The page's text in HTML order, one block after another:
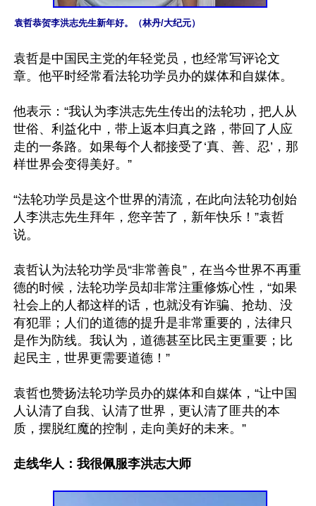
袁哲恭贺李洪志先生新年好。（林丹/大纪元）
袁哲是中国民主党的年轻党员，也经常写评论文
章。他平时经常看法轮功学员办的媒体和自媒体。
他表示：“我认为李洪志先生传出的法轮功，把人从
世俗、利益化中，带上返本归真之路，带回了人应
走的一条路。如果每个人都接受了‘真、善、忍’，那
样世界会变得美好。”
“法轮功学员是这个世界的清流，在此向法轮功创始
人李洪志先生拜年，您辛苦了，新年快乐！”袁哲
说。
袁哲认为法轮功学员“非常善良”，在当今世界不再重
德的时候，法轮功学员却非常注重修炼心性，“如果
社会上的人都这样的话，也就没有诈骗、抢劫、没
有犯罪；人们的道德的提升是非常重要的，法律只
是作为防线。我认为，道德甚至比民主更重要；比
起民主，世界更需要道德！”
袁哲也赞扬法轮功学员办的媒体和自媒体，“让中国
人认清了自我、认清了世界，更认清了匪共的本
质，摆脱红魔的控制，走向美好的未来。”
走线华人：我很佩服李洪志大师